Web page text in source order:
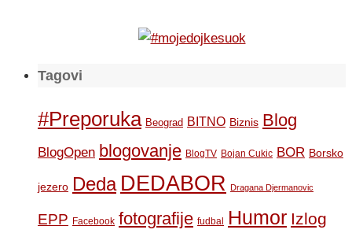
Tagovi
#Preporuka Beograd BITNO Biznis Blog
BlogOpen blogovanje BlogTV Bojan Cukic BOR Borsko
jezero Deda DEDABOR Dragana Djermanovic
EPP Facebook fotografije fudbal Humor Izlog